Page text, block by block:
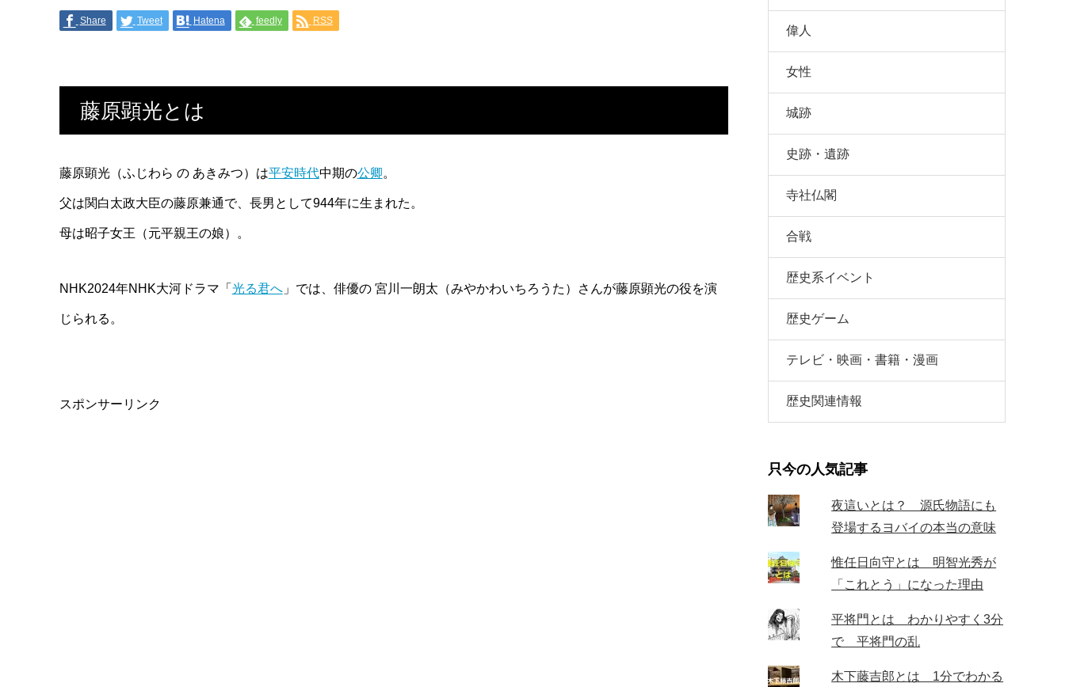
Share Tweet Hatena feedly RSS
藤原顕光とは
藤原顕光（ふじわら の あきみつ）は平安時代中期の公卿。
父は関白太政大臣の藤原兼通で、長男として944年に生まれた。
母は昭子女王（元平親王の娘）。
NHK2024年NHK大河ドラマ「 光る君へ」では、俳優の 宮川一朗太（みやかわいちろうた）さんが藤原顕光の役を演
じられる。
スポンサーリンク
偉人
女性
城跡
史跡・遺跡
寺社仏閣
合戦
歴史系イベント
歴史ゲーム
テレビ・映画・書籍・漫画
歴史関連情報
只今の人気記事
夜這いとは？ 源氏物語にも
登場するヨバイの本当の意味
惟任日向守とは 明智光秀が
「これとう」になった理由
平将門とは わかりやすく3分
で 平将門の乱
木下藤吉郎とは 1分でわかる